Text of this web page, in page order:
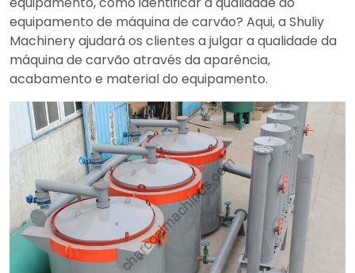
equipamento de máquina de carvão? Aqui, a Shuliy
Machinery ajudará os clientes a julgar a qualidade da
máquina de carvão através da aparência,
acabamento e material do equipamento.